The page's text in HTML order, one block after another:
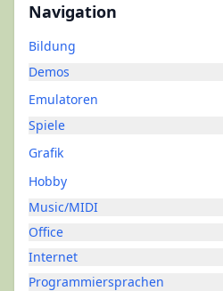
Navigation
Bildung
Demos
Emulatoren
Spiele
Grafik
Hobby
Music/MIDI
Office
Internet
Programmiersprachen